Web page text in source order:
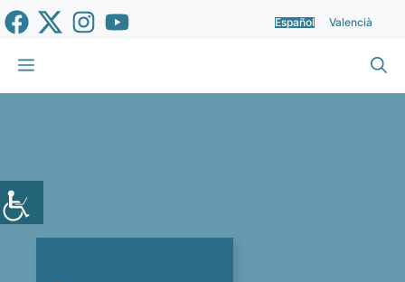
Saltar
al
contenido
Español Valencià
Menú